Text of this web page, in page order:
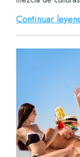
clases más
Continuar